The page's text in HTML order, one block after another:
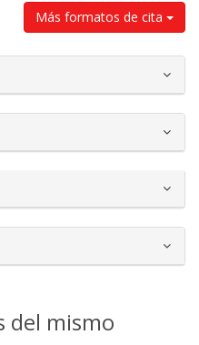
Más formatos de cita
del mismo